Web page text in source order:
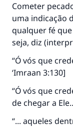
Cometer
uma indicação
qualquer fé
seja, diz
“Ó vós que
‘Imraan 3:130]
“Ó vós que
de chegar a
“... aqueles